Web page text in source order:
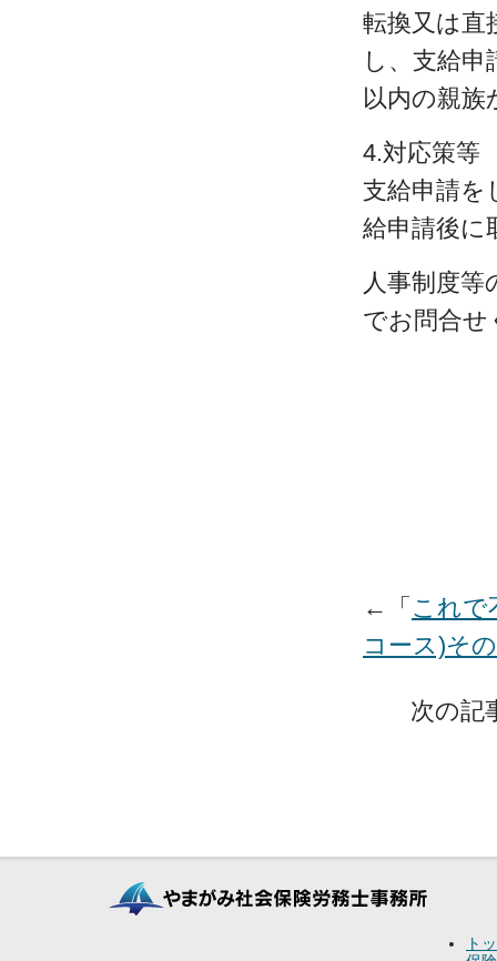
転換又は直
し、支給
以内の親
4.対応策等
支給申請を
給申請後に
人事制度等
でお問合せ
←「 これで
コース)そ
次の記
ト